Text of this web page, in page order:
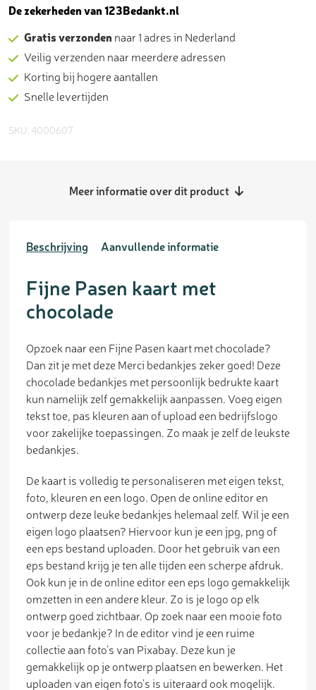
bedankjes
De zekerheden van 123Bedankt.nl
Gratis verzonden naar 1 adres in Nederland
Veilig verzenden naar meerdere adressen
Korting bij hogere aantallen
Snelle levertijden
SKU: 4000607
Meer informatie over dit product
Beschrijving Aanvullende informatie
Fijne Pasen kaart met
chocolade
Opzoek naar een Fijne Pasen kaart met chocolade?
Dan zit je met deze Merci bedankjes zeker goed! Deze
chocolade bedankjes met persoonlijk bedrukte kaart
kun namelijk zelf gemakkelijk aanpassen. Voeg eigen
tekst toe, pas kleuren aan of upload een bedrijfslogo
voor zakelijke toepassingen. Zo maak je zelf de leukste
bedankjes.
De kaart is volledig te personaliseren met eigen tekst,
foto, kleuren en een logo. Open de online editor en
ontwerp deze leuke bedankjes helemaal zelf. Wil je een
eigen logo plaatsen? Hiervoor kun je een jpg, png of
een eps bestand uploaden. Door het gebruik van een
eps bestand krijg je ten alle tijden een scherpe afdruk.
Ook kun je in de online editor een eps logo gemakkelijk
omzetten in een andere kleur. Zo is je logo op elk
ontwerp goed zichtbaar. Op zoek naar een mooie foto
voor je bedankje? In de editor vind je een ruime
collectie aan foto’s van Pixabay. Deze kun je
gemakkelijk op je ontwerp plaatsen en bewerken. Het
uploaden van eigen foto’s is uiteraard ook mogelijk.